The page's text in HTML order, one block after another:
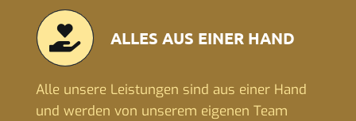
ALLES AUS EINER HAND
Alle unsere Leistungen sind aus einer Hand
und werden von unserem eigenen Team